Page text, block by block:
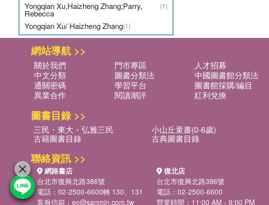
Yongqian Xu,Haizheng Zhang;Parry,
Rebecca
(1)
Yongqian Xu/ Haizheng Zhang(1)
網站導航 >>
關於我們 門市專區 人才招募
中文分類
圖書分類法 中國圖書館分類法
通關密碼
學習平台 圖書館採購/編目
異業合作
閱讀潮評 紅利兌換
圖書目錄 >>
三民・東大・弘雅三民 小山丘童書(0-6歲)
古籍圖書目錄 古典圖書目錄
聯絡資訊 >>
網路書店
台北市復興北路386號
電話：02-2500-6600轉 130、131
客服信箱： ec@sanmin.com.tw
復北店
台北市復興北路386號
電話：02-2500-6600
營業時間：11:00 AM - 9:00 PM